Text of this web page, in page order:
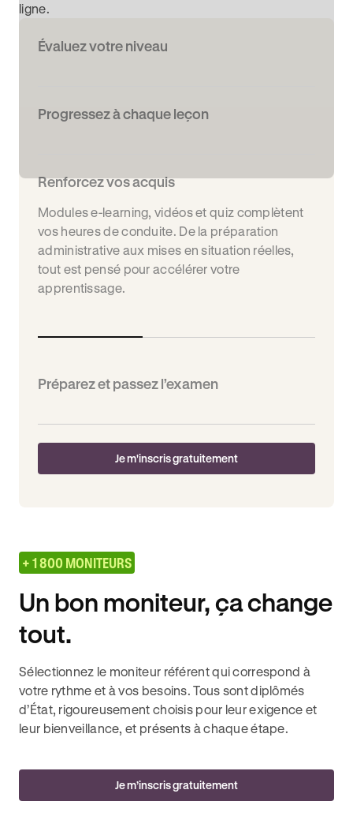
ligne.
Évaluez votre niveau
Progressez à chaque leçon
Renforcez vos acquis
Modules e-learning, vidéos et quiz complètent
vos heures de conduite. De la préparation
administrative aux mises en situation réelles,
tout est pensé pour accélérer votre
apprentissage.
Préparez et passez l’examen
Je m'inscris gratuitement
+ 1 800 MONITEURS
Un bon moniteur, ça change
tout.
Sélectionnez le moniteur référent qui correspond à
votre rythme et à vos besoins. Tous sont diplômés
d’État, rigoureusement choisis pour leur exigence et
leur bienveillance, et présents à chaque étape.
Je m’inscris gratuitement